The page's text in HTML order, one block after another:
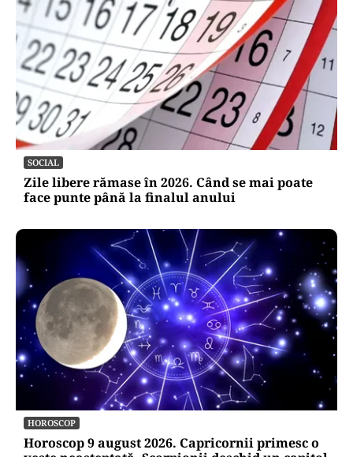
SOCIAL
Zile libere rămase în 2026. Când se mai poate
face punte până la finalul anului
HOROSCOP
Horoscop 9 august 2026. Capricornii primesc o